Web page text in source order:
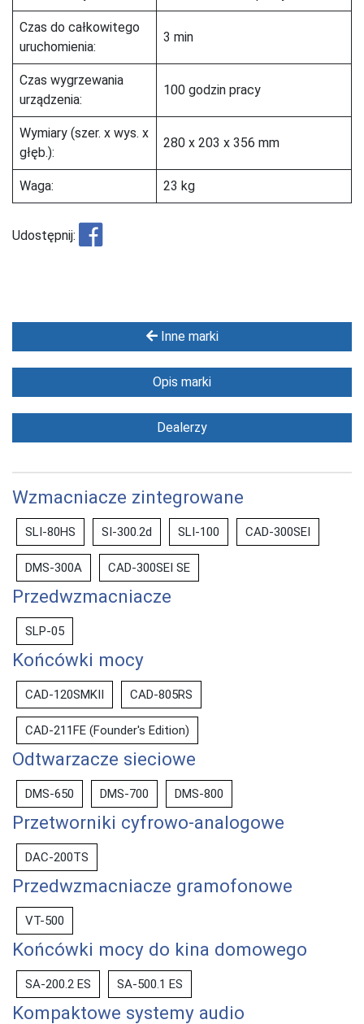
Inne marki
Opis marki
Dealerzy
Wzmacniacze zintegrowane
SLI-80HS SI-300.2d SLI-100 CAD-300SEI
DMS-300A CAD-300SEI SE
Przedwzmacniacze
SLP-05
Końcówki mocy
CAD-120SMKII CAD-805RS
CAD-211FE (Founder's Edition)
Odtwarzacze sieciowe
DMS-650 DMS-700 DMS-800
Przetworniki cyfrowo-analogowe
DAC-200TS
Przedwzmacniacze gramofonowe
VT-500
Końcówki mocy do kina domowego
SA-200.2 ES SA-500.1 ES
Kompaktowe systemy audio
Czas do całkowitego
uruchomienia:
3 min
Czas wygrzewania
urządzenia:
100 godzin pracy
Wymiary (szer. x wys. x
głęb.):
280 x 203 x 356 mm
Waga: 23 kg
Udostępnij: